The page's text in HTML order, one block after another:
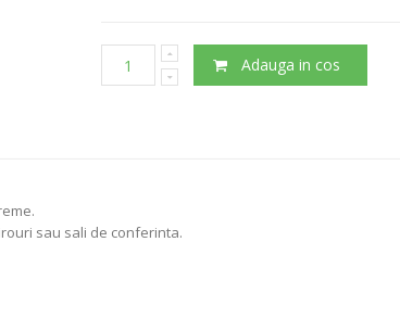
Adauga in cos
sau sali de conferinta.